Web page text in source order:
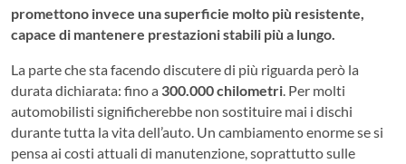
promettono invece una superficie molto più resistente,
capace di mantenere prestazioni stabili più a lungo.
La parte che sta facendo discutere di più riguarda però la
durata dichiarata: fino a 300.000 chilometri. Per molti
automobilisti significherebbe non sostituire mai i dischi
durante tutta la vita dell’auto. Un cambiamento enorme se si
pensa ai costi attuali di manutenzione, soprattutto sulle